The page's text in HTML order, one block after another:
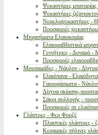
Ψεκαστήρες μπαταρίας
Ψεκαστήρες
Νεφελοψεκαστήρες -
Προσφορές
Μηχανήματα Ελαιοκομίας
Ελαιοραβδιστικά
Γεννήτριες - Δυναμό -
Προσφορές
Μουσαμάδες - Νάυλον -
Ελαιόπανα - Ελαιόδιχτα
Γαιουφάσματα -
Δίχτυα σκίασης-
Σάκοι συλλογής -
Προσφορές σε
Γλάστρες - Φερ Φορζέ
Πλαστικές γλάστρες -
Κεραμικές πήλινες